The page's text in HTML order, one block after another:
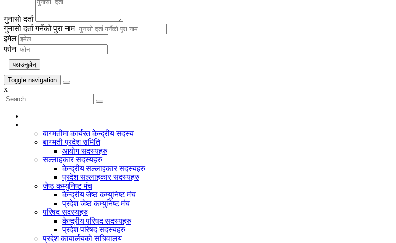
गुनासो दर्ता
गुनासो दर्ता गर्नेको पुरा नाम
इमेल
फोन
पठाउनुहोस्
Toggle navigation
x
बागमतीमा कार्यरत केन्द्रीय सदस्य
बागमती प्रदेश समिति
आयोग सदस्यहरु
सल्लाहकार सदस्यहरु
केन्द्रीय सल्लाहकार सदस्यहरु
प्रदेश सल्लाहकार सदस्यहरु
जेष्ठ कम्युनिष्ट मंच
केन्द्रीय जेष्ठ कम्युनिष्ट मंच
प्रदेश जेष्ठ कम्युनिष्ट मंच
परिषद सदस्यहरु
केन्द्रीय परिषद सदस्यहरु
प्रदेश परिषद सदस्यहरु
प्रदेश कायार्लयकाे सचिवालय